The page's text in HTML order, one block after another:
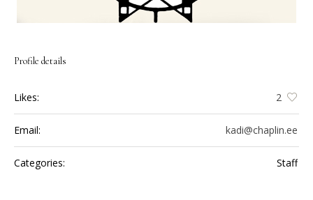
Profile details
Likes: 2
Email: kadi@chaplin.ee
Categories: Staff